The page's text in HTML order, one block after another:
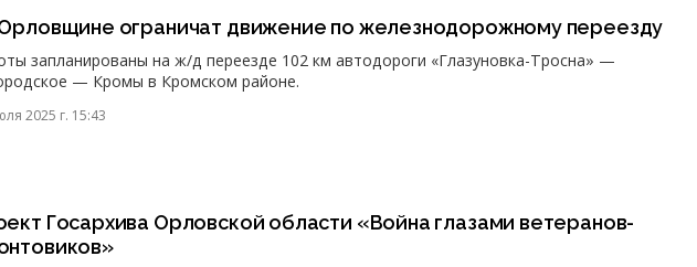
ограничат движение по железнодорожному переезду
запланированы на ж/д переезде 102 км автодороги «Глазуновка-Тросна» —
— Кромы в Кромском районе.
2025 г. 15:43
Госархива Орловской области «Война глазами ветеранов-